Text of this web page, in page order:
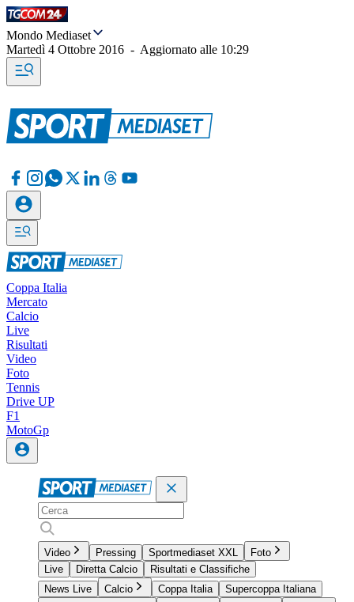
Mondo Mediaset
Martedì 4 Ottobre 2016 - Aggiornato alle 10:29
Coppa Italia
Mercato
Calcio
Live
Risultati
Video
Foto
Tennis
Drive UP
F1
MotoGp
Video Pressing Sportmediaset XXL
Foto
Live
Diretta Calcio
Risultati e Classifiche
News Live
Calcio Coppa Italia
Supercoppa Italiana